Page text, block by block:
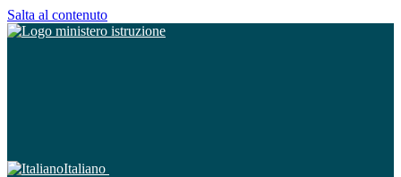
Salta al contenuto
Italiano